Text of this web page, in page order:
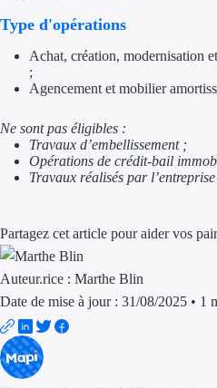
Type d'opérations
Achat, création, modernisation
;
Agencement et mobilier
Ne sont pas éligibles :
Travaux d’embellissement ;
Opérations de crédit-bail
Travaux réalisés par
Partagez cet article pour aider vos
Auteur.rice : Marthe Blin
Date de mise à jour : 31/08/2025 • 1